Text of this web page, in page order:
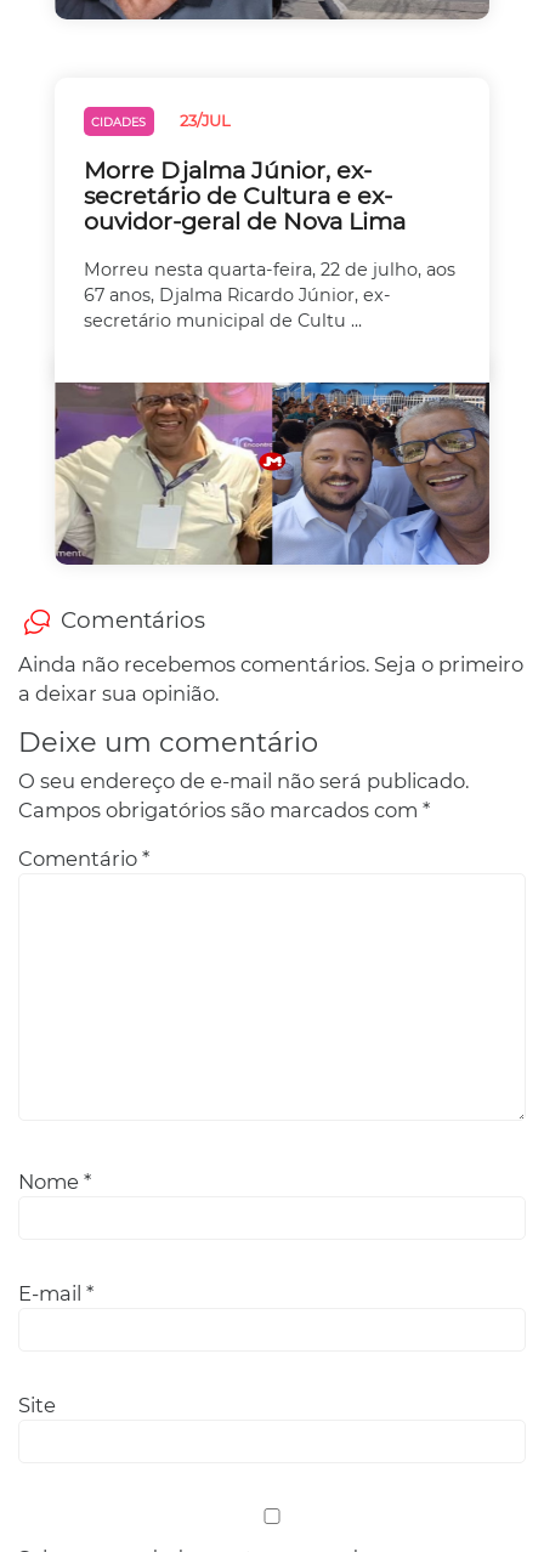
CIDADES 23/JUL
Morre Djalma Júnior, ex-
secretário de Cultura e ex-
ouvidor-geral de Nova Lima
Morreu nesta quarta-feira, 22 de julho, aos
67 anos, Djalma Ricardo Júnior, ex-
secretário municipal de Cultu ...
Comentários
Ainda não recebemos comentários. Seja o primeiro
a deixar sua opinião.
Deixe um comentário
O seu endereço de e-mail não será publicado.
Campos obrigatórios são marcados com *
Comentário *
Nome *
E-mail *
Site